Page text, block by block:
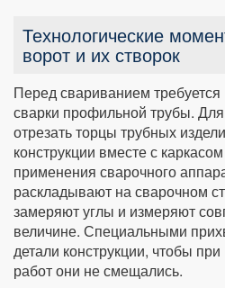
Технологические
ворот и их створок
Перед свариванием требуется
сварки профильной трубы.
отрезать торцы трубных
конструкции вместе с
применения сварочного
раскладывают на сварочном
замеряют углы и измеряют
величине. Специальными
детали конструкции, чтобы
работ они не смещались.